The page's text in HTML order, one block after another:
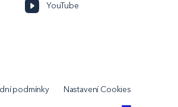
YouTube
podmínky Nastavení Cookies